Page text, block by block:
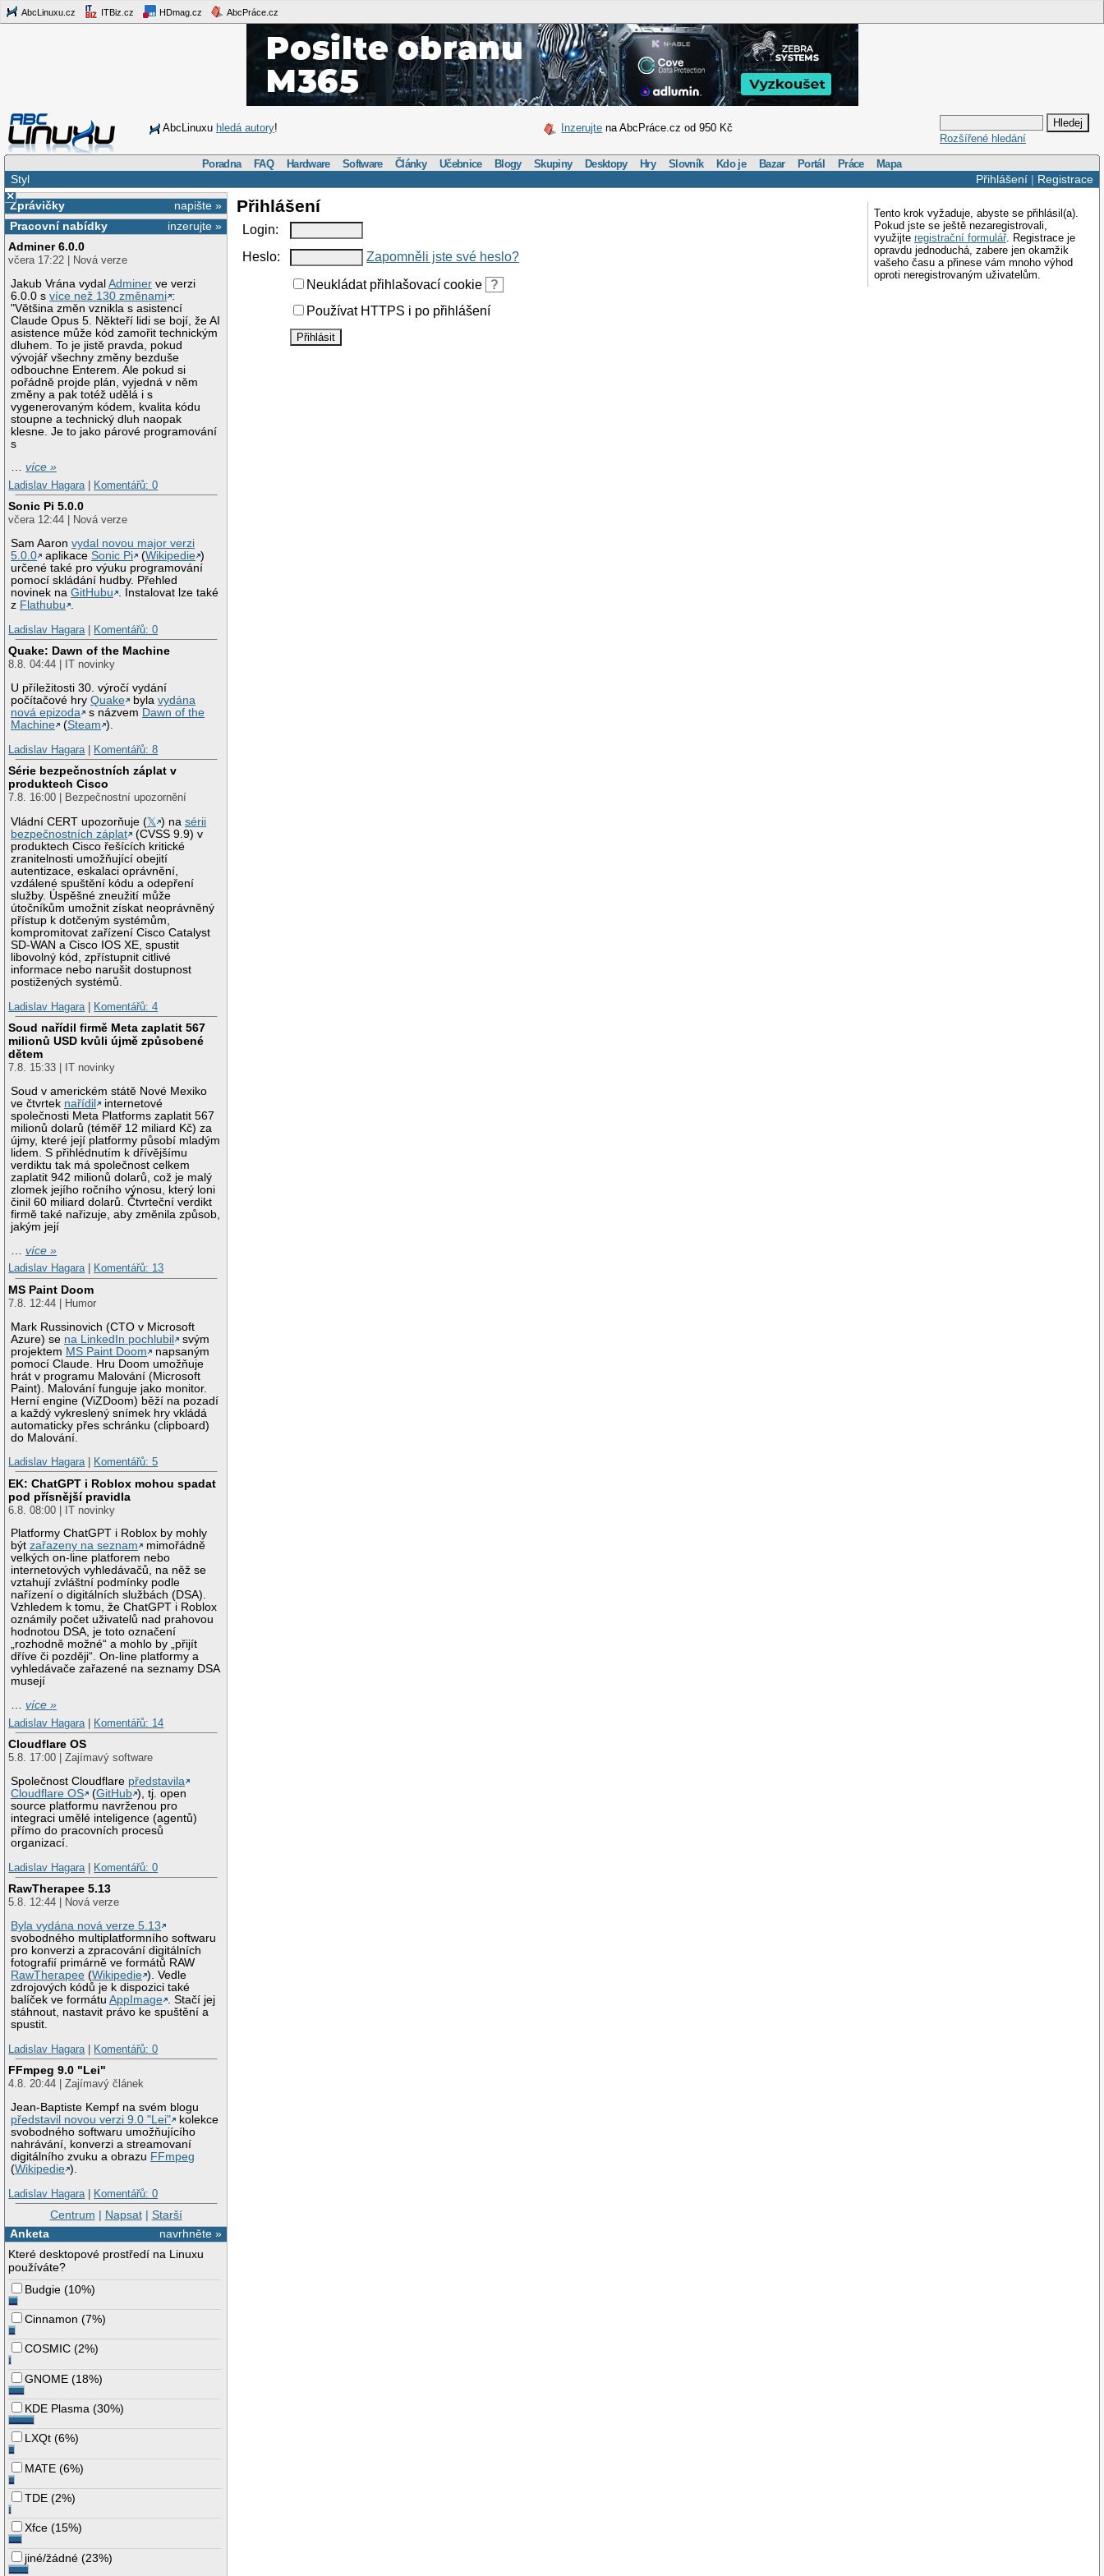
AbcLinuxu.cz ITBiz.cz HDmag.cz AbcPráce.cz
AbcLinuxu hledá autory! Inzerujte na AbcPráce.cz od 950 Kč
Rozšířené hledání
Poradna FAQ Hardware Software Články Učebnice Blogy Skupiny Desktopy Hry Slovník Kdo je Bazar Portál Práce Mapa
Přihlášení| Registrace
Styl
×
napište »
Zprávičky
inzerujte »
Pracovní nabídky
Adminer 6.0.0
včera 17:22 | Nová verze
Jakub Vrána vydalAdminer ve verzi
6.0.0 svíce než 130 změnami :
"Většina změn vznikla s asistencí
Claude Opus 5. Někteří lidi se bojí, že AI
asistence může kód zamořit technickým
dluhem. To je jistě pravda, pokud
vývojář všechny změny bezduše
odbouchne Enterem. Ale pokud si
pořádně projde plán, vyjedná v něm
změny a pak totéž udělá i s
vygenerovaným kódem, kvalita kódu
stoupne a technický dluh naopak
klesne. Je to jako párové programování
s
…více »
Ladislav Hagara
Komentářů: 0
Sonic Pi 5.0.0
včera 12:44 | Nová verze
Sam Aaronvydal novou major verzi
5.0.0
aplikaceSonic Pi (Wikipedie )
určené také pro výuku programování
pomocí skládání hudby. Přehled
novinek naGitHubu . Instalovat lze také
z Flathubu .
Ladislav Hagara
Komentářů: 0
Quake: Dawn of the Machine
8.8. 04:44 | IT novinky
U příležitosti 30. výročí vydání
počítačové hryQuake bylavydána
nová epizoda
s názvem Dawn of the
Machine
(Steam ).
Ladislav Hagara
Komentářů: 8
Série bezpečnostních záplat v
produktech Cisco
7.8. 16:00 | Bezpečnostní upozornění
Vládní CERT upozorňuje (𝕏 ) nasérii
bezpečnostních záplat
(CVSS 9.9) v
produktech Cisco řešících kritické
zranitelnosti umožňující obejití
autentizace, eskalaci oprávnění,
vzdálené spuštění kódu a odepření
služby. Úspěšné zneužití může
útočníkům umožnit získat neoprávněný
přístup k dotčeným systémům,
kompromitovat zařízení Cisco Catalyst
SD-WAN a Cisco IOS XE, spustit
libovolný kód, zpřístupnit citlivé
informace nebo narušit dostupnost
postižených systémů.
Ladislav Hagara
Komentářů: 4
Soud nařídil firmě Meta zaplatit 567
milionů USD kvůli újmě způsobené
dětem
7.8. 15:33 | IT novinky
Soud v americkém státě Nové Mexiko
ve čtvrtek nařídil
internetové
společnosti Meta Platforms zaplatit 567
milionů dolarů (téměř 12 miliard Kč) za
újmy, které její platformy působí mladým
lidem. S přihlédnutím k dřívějšímu
verdiktu tak má společnost celkem
zaplatit 942 milionů dolarů, což je malý
zlomek jejího ročního výnosu, který loni
činil 60 miliard dolarů. Čtvrteční verdikt
firmě také nařizuje, aby změnila způsob,
jakým její
…více »
Ladislav Hagara| Komentářů: 13
MS Paint Doom
7.8. 12:44 | Humor
Mark Russinovich (CTO v Microsoft
Azure) se na LinkedIn pochlubil
svým
projektem MS Paint Doom
napsaným
pomocí Claude. Hru Doom umožňuje
hrát v programu Malování (Microsoft
Paint). Malování funguje jako monitor.
Herní engine (ViZDoom) běží na pozadí
a každý vykreslený snímek hry vkládá
automaticky přes schránku (clipboard)
do Malování.
Ladislav Hagara| Komentářů: 5
EK: ChatGPT i Roblox mohou spadat
pod přísnější pravidla
6.8. 08:00 | IT novinky
Platformy ChatGPT i Roblox by mohly
býtzařazeny na seznam
mimořádně
velkých on-line platforem nebo
internetových vyhledávačů, na něž se
vztahují zvláštní podmínky podle
nařízení o digitálních službách (DSA).
Vzhledem k tomu, že ChatGPT i Roblox
oznámily počet uživatelů nad prahovou
hodnotou DSA, je toto označení
„rozhodně možné“ a mohlo by „přijít
dříve či později“. On-line platformy a
vyhledávače zařazené na seznamy DSA
musejí
…více »
Ladislav Hagara | Komentářů: 14
Cloudflare OS
5.8. 17:00 | Zajímavý software
Společnost Cloudflare představila
Cloudflare OS
(GitHub ), tj. open
source platformu navrženou pro
integraci umělé inteligence (agentů)
přímo do pracovních procesů
organizací.
Ladislav Hagara | Komentářů: 0
RawTherapee 5.13
5.8. 12:44 | Nová verze
Byla vydána nová verze 5.13
svobodného multiplatformního softwaru
pro konverzi a zpracování digitálních
fotografií primárně ve formátů RAW
RawTherapee (Wikipedie ). Vedle
zdrojových kódů je k dispozici také
balíček ve formátuAppImage
. Stačí jej
stáhnout, nastavit právo ke spuštění a
spustit.
Ladislav Hagara | Komentářů: 0
FFmpeg 9.0 "Lei"
4.8. 20:44 | Zajímavý článek
Jean-Baptiste Kempf na svém blogu
představil novou verzi 9.0 "Lei"
kolekce
svobodného softwaru umožňujícího
nahrávání, konverzi a streamovaní
digitálního zvuku a obrazu FFmpeg
(Wikipedie ).
Ladislav Hagara | Komentářů: 0
Centrum | Napsat| Starší
navrhněte »
Anketa
Které desktopové prostředí na Linuxu
používáte?
Budgie (10%)
Cinnamon (7%)
COSMIC (2%)
GNOME (18%)
KDE Plasma (30%)
LXQt (6%)
MATE (6%)
TDE (2%)
Xfce (15%)
jiné/žádné (23%)
Tento krok vyžaduje, abyste se přihlásil(a).
Pokud jste se ještě nezaregistrovali,
využijte registrační formulář. Registrace je
opravdu jednoduchá, zabere jen okamžik
vašeho času a přinese vám mnoho výhod
oproti neregistrovaným uživatelům.
Přihlášení
Login:
Heslo:
Zapomněli jste své heslo?
Neukládat přihlašovací cookie
?
Používat HTTPS i po přihlášení